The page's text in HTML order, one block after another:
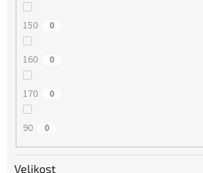
150 0
160 0
170 0
90 0
Velikost